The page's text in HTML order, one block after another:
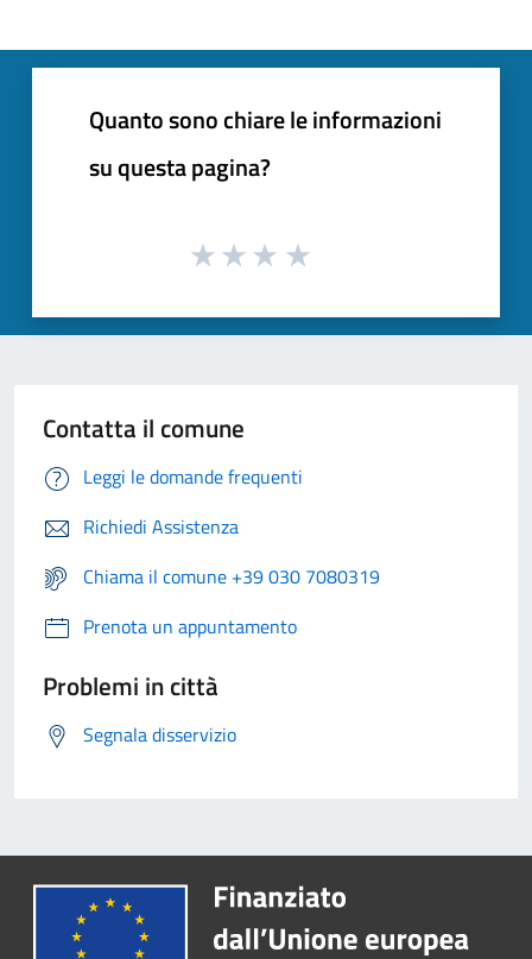
Quanto sono chiare le informazioni
su questa pagina?
Contatta il comune
Leggi le domande frequenti
Richiedi Assistenza
Chiama il comune +39 030 7080319
Prenota un appuntamento
Problemi in città
Segnala disservizio